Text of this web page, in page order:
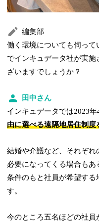
編集部
働く環境についても伺っ
でインキュデータ社が実
ざいますでしょうか？
田中さん
インキュデータでは2023
由に選べる遠隔地居住制度
結婚や介護など、それぞ
必要になってくる場合も
条件のもと社員が希望す
す。
今のところ五名ほどの社員